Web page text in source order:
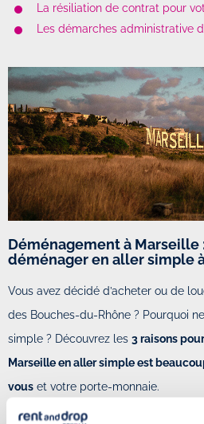
La résiliation de contrat pour
Les démarches administrative
Déménagement à Marseille
déménager en aller simple
Vous avez décidé d’acheter ou de
des Bouches-du-Rhône ? Pourquoi
simple ? Découvrez les 3 raisons
Marseille en aller simple est
vous et votre porte-monnaie.
1. DÉMÉNAGER À MARSEILLE EN